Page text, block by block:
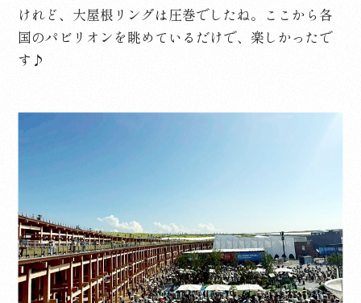
けれど、大屋根リングは圧巻でしたね。ここから各
国のパビリオンを眺めているだけで、楽しかったで
す♪